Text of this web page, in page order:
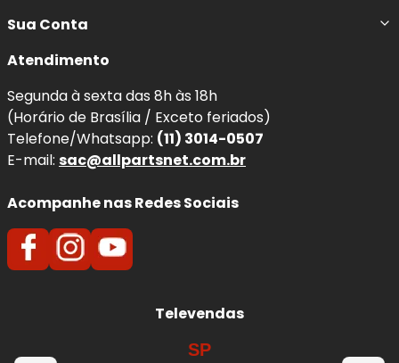
Sua Conta
Atendimento
Segunda à sexta das 8h às 18h
(Horário de Brasília / Exceto feriados)
Telefone/Whatsapp: (11) 3014-0507
E-mail: sac@allpartsnet.com.br
Acompanhe nas Redes Sociais
Televendas
SP